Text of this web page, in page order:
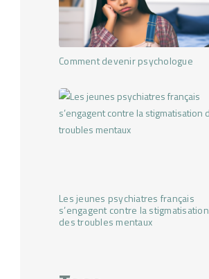
Comment devenir psychologue
Les jeunes psychiatres français
s’engagent contre la stigmatisation
des troubles mentaux